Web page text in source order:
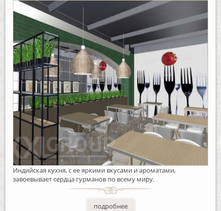
Индийская кухня, с ее яркими вкусами и ароматами,
завоевывает сердца гурманов по всему миру.
подробнее